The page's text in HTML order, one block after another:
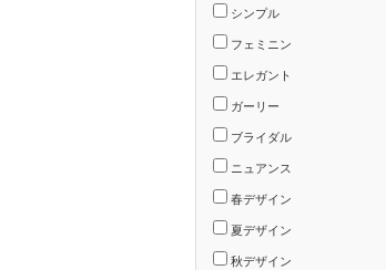
シンプル
フェミニン
エレガント
ガーリー
ブライダル
ニュアンス
春デザイン
夏デザイン
秋デザイン